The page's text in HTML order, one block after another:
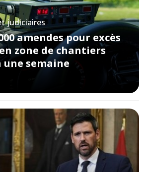
judiciaires
amendes pour excès
zone de chantiers
une semaine